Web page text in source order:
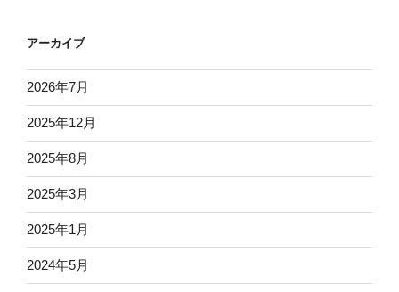
アーカイブ
2026年7月
2025年12月
2025年8月
2025年3月
2025年1月
2024年5月